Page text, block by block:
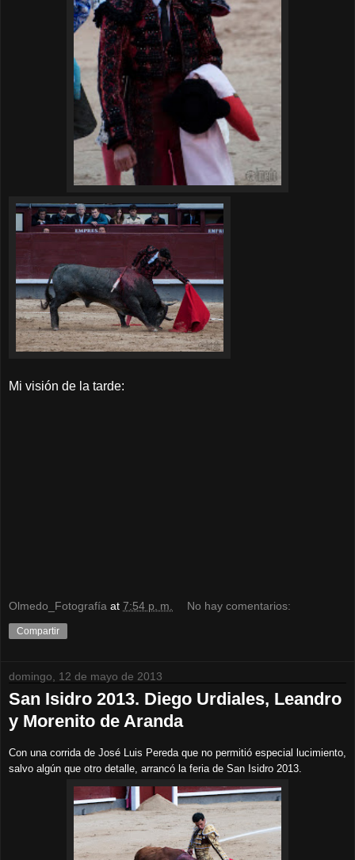
Mi visión de la tarde:
Olmedo_Fotografía at 7:54 p. m. No hay comentarios:
Compartir
domingo, 12 de mayo de 2013
San Isidro 2013. Diego Urdiales, Leandro
y Morenito de Aranda
Con una corrida de José Luis Pereda que no permitió especial lucimiento,
salvo algún que otro detalle, arrancó la feria de San Isidro 2013.